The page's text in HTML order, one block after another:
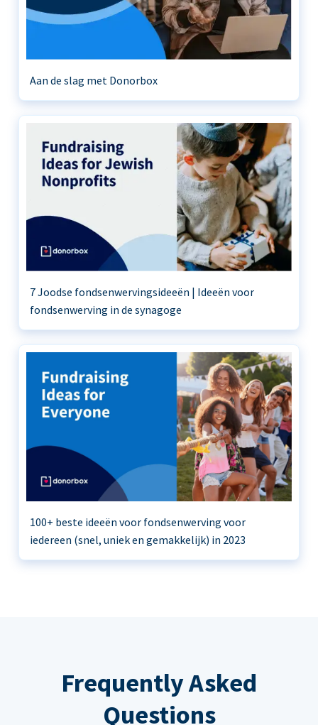
Aan de slag met Donorbox
7 Joodse fondsenwervingsideeën | Ideeën voor
fondsenwerving in de synagoge
100+ beste ideeën voor fondsenwerving voor
iedereen (snel, uniek en gemakkelijk) in 2023
Frequently Asked
Questions